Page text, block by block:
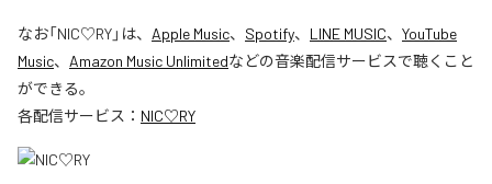
なお「NIC♡RY」は、 Apple Music、 Spotify、 LINE MUSIC、 YouTube
Music、 Amazon Music Unlimitedなどの音楽配信サービスで聴くこと
ができる。
各配信サービス： NIC♡RY